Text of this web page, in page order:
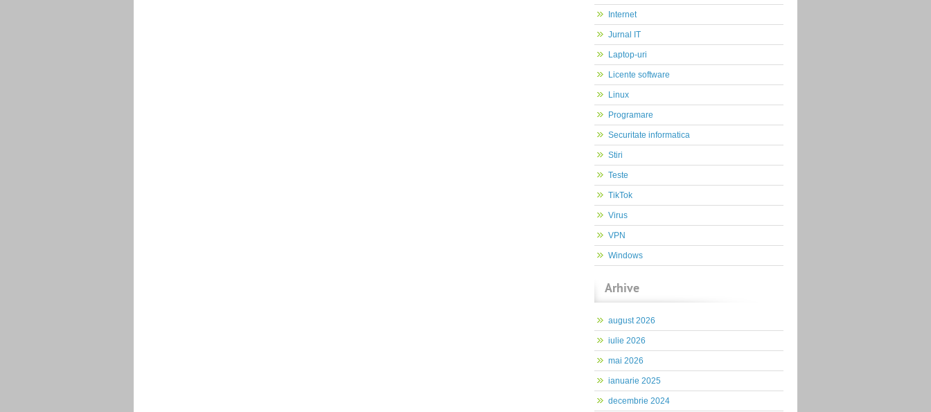
Internet
Jurnal IT
Laptop-uri
Licente software
Linux
Programare
Securitate informatica
Stiri
Teste
TikTok
Virus
VPN
Windows
Arhive
august 2026
iulie 2026
mai 2026
ianuarie 2025
decembrie 2024